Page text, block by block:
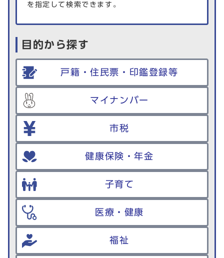
を指定して検索できます。
目的から探す
戸籍・住民票・印鑑登録等
マイナンバー
市税
健康保険・年金
子育て
医療・健康
福祉